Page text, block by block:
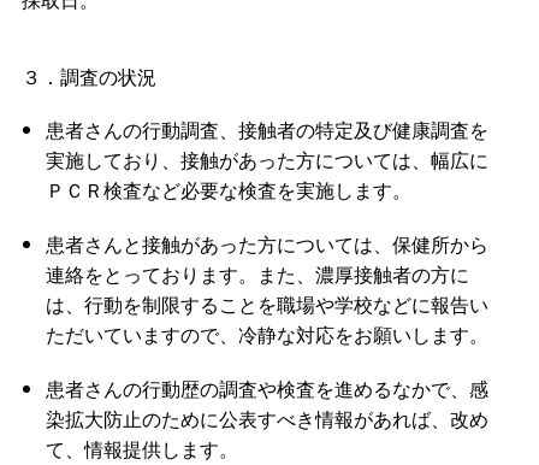
３．調査の状況
患者さんの行動調査、接触者の特定及び健康調査を
実施しており、接触があった方については、幅広に
ＰＣＲ検査など必要な検査を実施します。
患者さんと接触があった方については、保健所から
連絡をとっております。また、濃厚接触者の方に
は、行動を制限することを職場や学校などに報告い
ただいていますので、冷静な対応をお願いします。
患者さんの行動歴の調査や検査を進めるなかで、感
染拡大防止のために公表すべき情報があれば、改め
て、情報提供します。